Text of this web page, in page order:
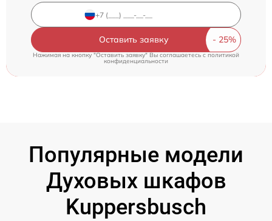
Оставить заявку
Нажимая на кнопку "Оставить заявку" Вы соглашаетесь c политикой
конфиденциальности
Популярные модели
Духовых шкафов
Kuppersbusch